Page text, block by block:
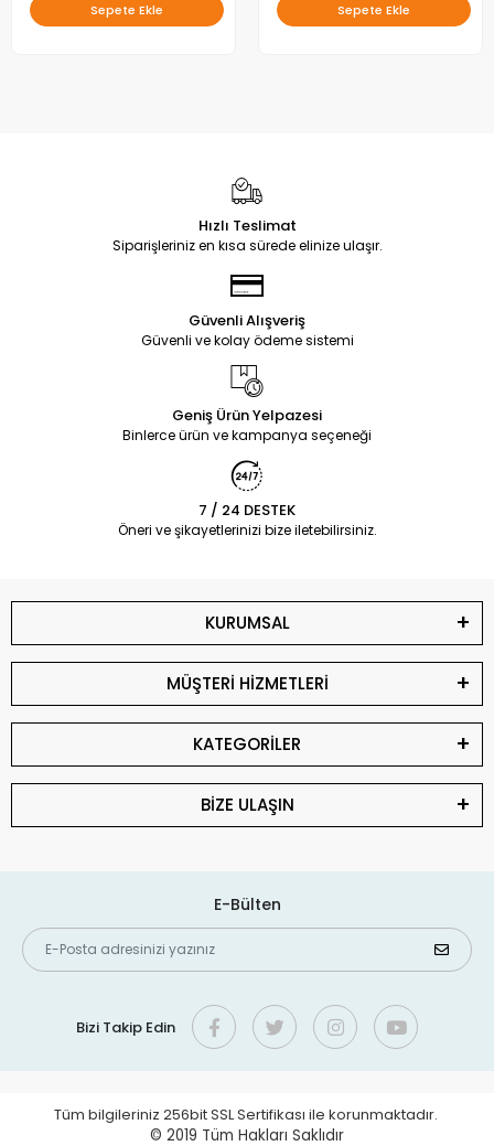
Sepete Ekle Sepete Ekle
Hızlı Teslimat
Siparişleriniz en kısa sürede elinize ulaşır.
Güvenli Alışveriş
Güvenli ve kolay ödeme sistemi
Geniş Ürün Yelpazesi
Binlerce ürün ve kampanya seçeneği
7 / 24 DESTEK
Öneri ve şikayetlerinizi bize iletebilirsiniz.
KURUMSAL
MÜŞTERİ HİZMETLERİ
KATEGORİLER
BİZE ULAŞIN
E-Bülten
Bizi Takip Edin
Tüm bilgileriniz 256bit SSL Sertifikası ile korunmaktadır.
© 2019 Tüm Hakları Saklıdır